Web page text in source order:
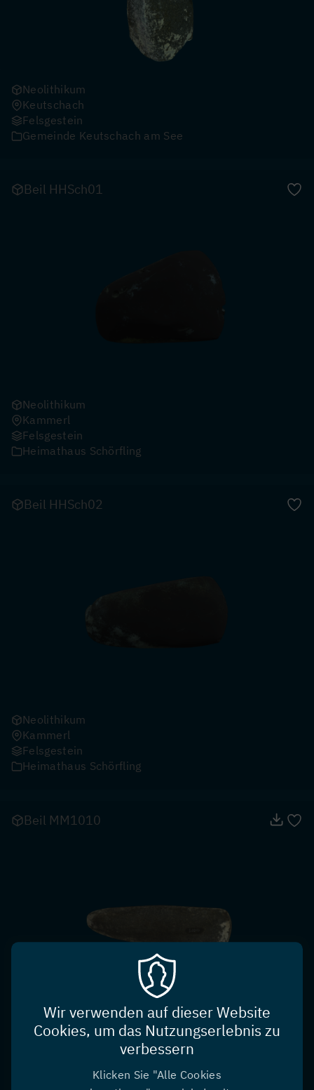
Neolithikum
Keutschach
Felsgestein
Gemeinde Keutschach am See
Beil HHSch01
Neolithikum
Kammerl
Felsgestein
Heimathaus Schörfling
Beil HHSch02
Neolithikum
Kammerl
Felsgestein
Heimathaus Schörfling
Beil MM1010
Neolithikum
Museum Mondsee
Wir verwenden auf dieser Website
Cookies, um das Nutzungserlebnis zu
verbessern
Klicken Sie "Alle Cookies